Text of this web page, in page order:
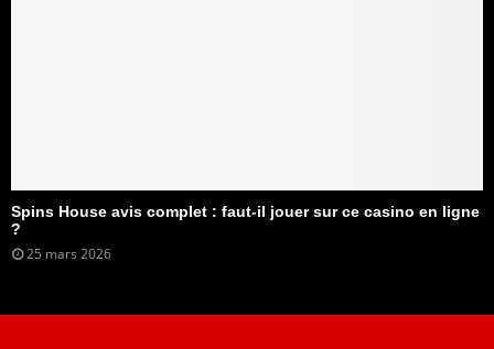
Spins House avis complet : faut-il jouer sur ce casino en ligne
?
25 mars 2026